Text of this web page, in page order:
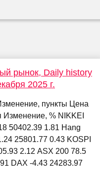
рынок, Daily history
2025 г.
пункты Цена
Изменение, % NIKKEI
50402.39 1.81 Hang
25801.77 0.43 KOSPI
2.12 ASX 200 78.5
DAX -4.43 24283.97